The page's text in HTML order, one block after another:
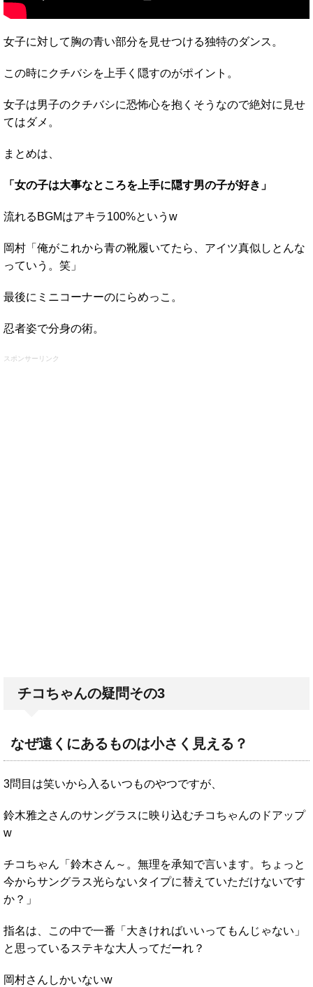
女子に対して胸の青い部分を見せつける独特のダンス。
この時にクチバシを上手く隠すのがポイント。
女子は男子のクチバシに恐怖心を抱くそうなので絶対に見せ
てはダメ。
まとめは、
「女の子は大事なところを上手に隠す男の子が好き」
流れるBGMはアキラ100%というw
岡村「俺がこれから青の靴履いてたら、アイツ真似しとんな
っていう。笑」
最後にミニコーナーのにらめっこ。
忍者姿で分身の術。
スポンサーリンク
チコちゃんの疑問その3
なぜ遠くにあるものは小さく見える？
3問目は笑いから入るいつものやつですが、
鈴木雅之さんのサングラスに映り込むチコちゃんのドアップ
w
チコちゃん「鈴木さん～。無理を承知で言います。ちょっと
今からサングラス光らないタイプに替えていただけないです
か？」
指名は、この中で一番「大きければいいってもんじゃない」
と思っているステキな大人ってだーれ？
岡村さんしかいないw